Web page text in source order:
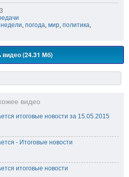
недели, погода, мир, политика,
видео (24.31 Мб)
видео
итоговые новости за 15.05.2015
- Итоговые новости
итоговые новости